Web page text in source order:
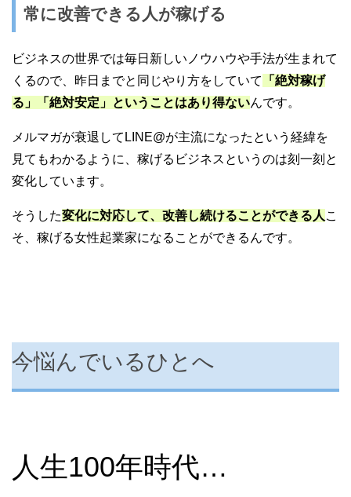
常に改善できる人が稼げる
ビジネスの世界では毎日新しいノウハウや手法が生まれて
くるので、昨日までと同じやり方をしていて
「絶対稼げ
る」「絶対安定」ということはあり得ないんです。
メルマガが衰退してLINE@が主流になったという経緯を
見てもわかるように、稼げるビジネスというのは刻一刻と
変化しています。
そうした変化に対応して、改善し続けることができる人こ
そ、稼げる女性起業家になることができるんです。
今悩んでいるひとへ
人生100年時代…